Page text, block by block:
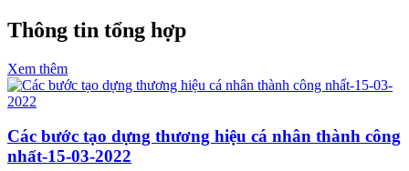
Thông tin tổng hợp
Xem thêm
Các bước tạo dựng thương hiệu cá nhân thành công
nhất-15-03-2022